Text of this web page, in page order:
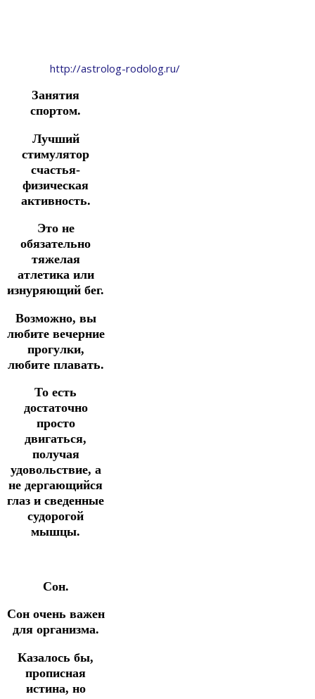
http://astrolog-rodolog.ru/
Занятия
спортом.
Лучший
стимулятор
счастья-
физическая
активность.
Это не
обязательно
тяжелая
атлетика или
изнуряющий бег.
Возможно, вы
любите вечерние
прогулки,
любите плавать.
То есть
достаточно
просто
двигаться,
получая
удовольствие, а
не дергающийся
глаз и сведенные
судорогой
мышцы.
Сон.
Сон очень важен
для организма.
Казалось бы,
прописная
истина, но